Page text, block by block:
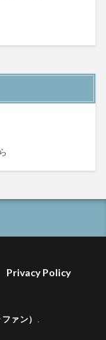
Privacy Policy
ァン） .